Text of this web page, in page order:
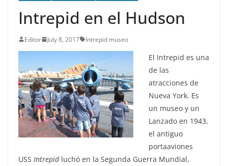
Intrepid en el Hudson
Editor July 8, 2017 Intrepid museo
El Intrepid es una
de las
atracciones de
Nueva York. Es
un museo y un
Lanzado en 1943,
el antiguo
portaaviones
USS Intrepidluchó en la Segunda Guerra Mundial,